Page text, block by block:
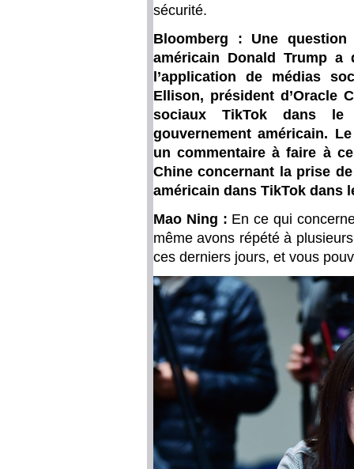
sécurité.
Bloomberg : Une question
américain Donald Trump a
l’application de médias
Ellison, président d’Oracle
sociaux TikTok dans le
gouvernement américain.
un commentaire à faire à
Chine concernant la prise
américain dans TikTok dans
Mao Ning : En ce qui
même avons répété à
ces derniers jours, et vous